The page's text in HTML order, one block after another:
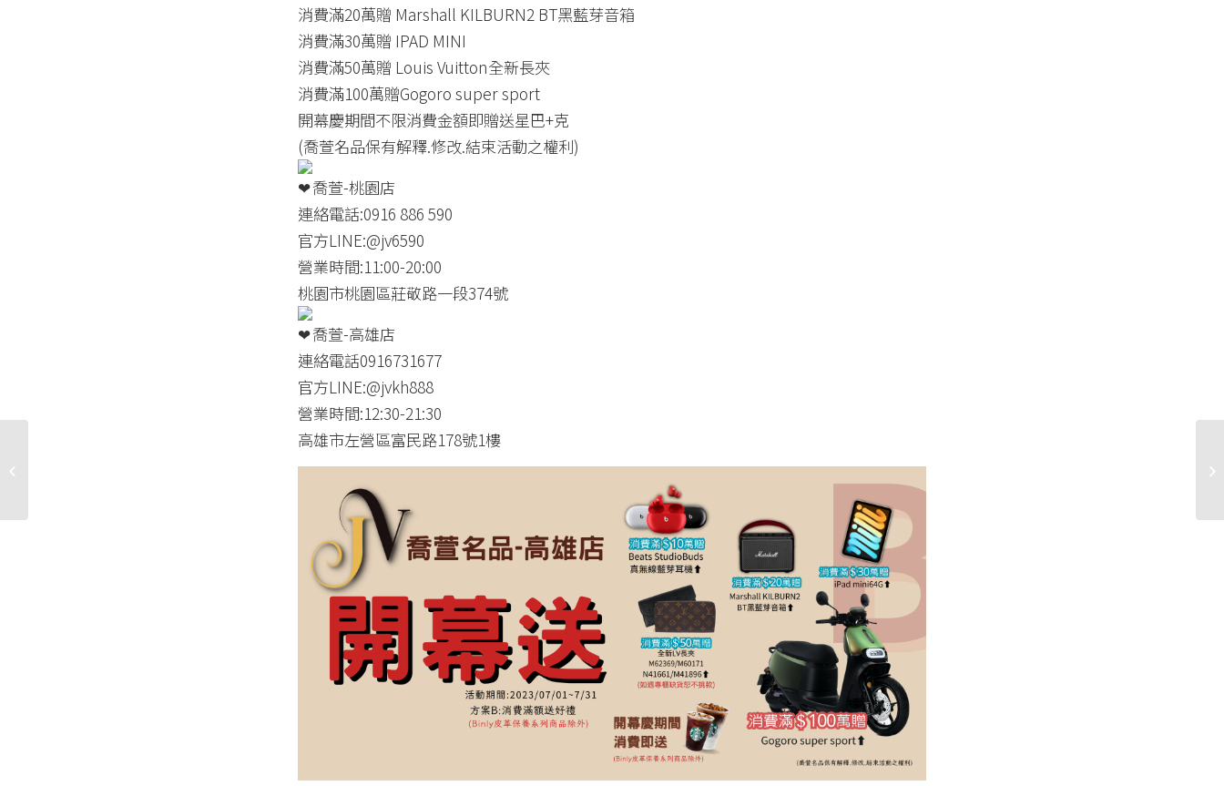
消費滿20萬贈 Marshall KILBURN2 BT黑藍芽音箱
消費滿30萬贈 IPAD MINI
消費滿50萬贈 Louis Vuitton全新長夾
消費滿100萬贈Gogoro super sport
開幕慶期間不限消費金額即贈送星巴+克
(喬萱名品保有解釋.修改.結束活動之權利)
喬萱-桃園店
連絡電話:0916 886 590
官方LINE:@jv6590
營業時間:11:00-20:00
桃園市桃園區莊敬路一段374號
喬萱-高雄店
連絡電話0916731677
官方LINE:@jvkh888
營業時間:12:30-21:30
高雄市左營區富民路178號1樓